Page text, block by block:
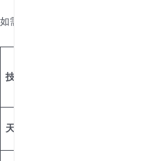
如需了解我们5G系列带来的性能跃
技术指标
天线架构